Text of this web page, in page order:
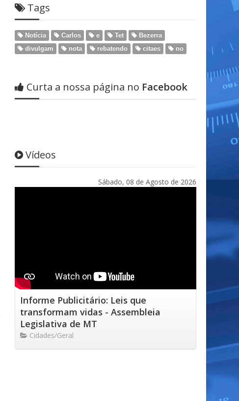
Tags
Notícia Carlos e Tet
Bezerra
divulgam
nota rebatendo citaes no
Curta a nossa página no Facebook
Vídeos
Sábado, 08 de Agosto de 2026
Informe Publicitário: Leis que
transformam vidas - Assembleia
Legislativa de MT
Cidades/Geral